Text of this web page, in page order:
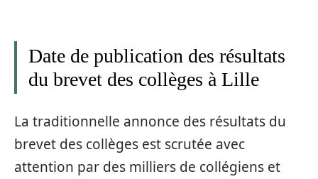
Date de publication des résultats
du brevet des collèges à Lille
La traditionnelle annonce des résultats du
brevet des collèges est scrutée avec
attention par des milliers de collégiens et